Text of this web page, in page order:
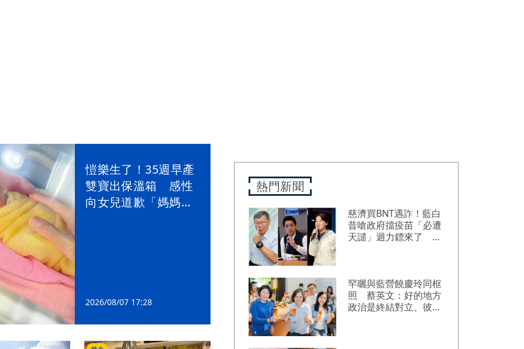
愷樂生了！35週早產
雙寶出保溫箱 感性
向女兒道歉「媽媽讓
2026/08/07 17:28
熱門新聞
慈濟買BNT遇詐！藍白
昔嗆政府擋疫苗「必遭
天譴」迴力鏢來了 荒
罕曬與藍營饒慶玲同框
照 蔡英文：好的地方
政治是終結對立、彼此